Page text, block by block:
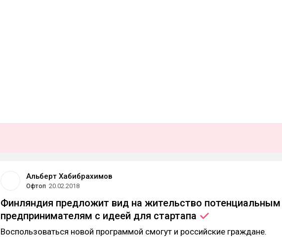
Альберт Хабибрахимов
Офтоп 20.02.2018
Финляндия предложит вид на жительство потенциальным
предпринимателям с идеей для стартапа
Воспользоваться новой программой смогут и российские граждане.